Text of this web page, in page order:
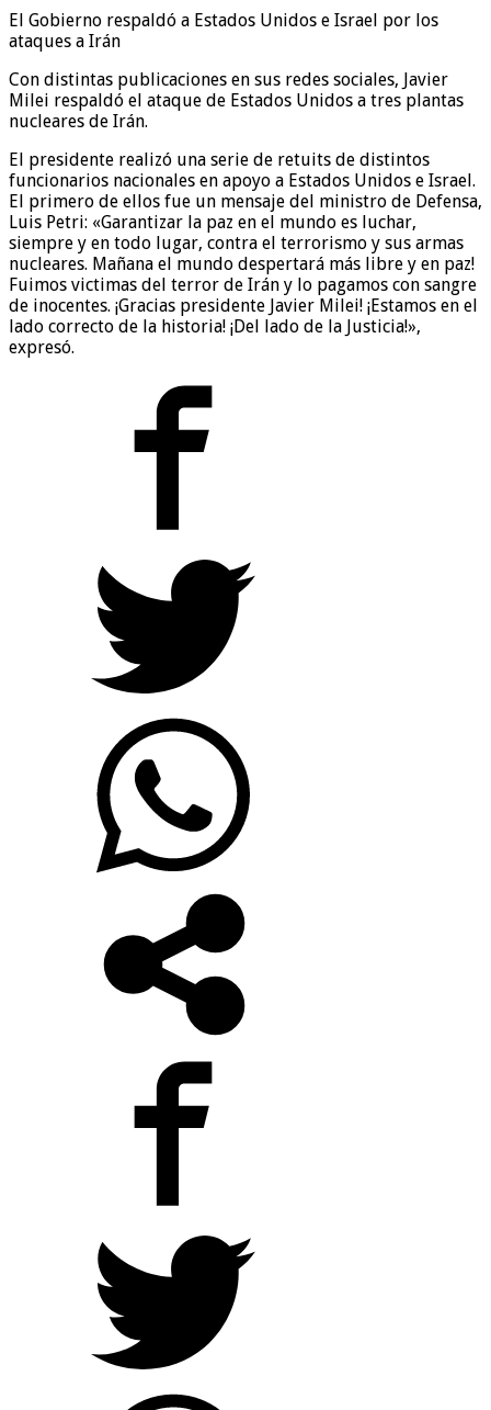
El Gobierno respaldó a Estados Unidos e Israel por los
ataques a Irán
Con distintas publicaciones en sus redes sociales, Javier
Milei respaldó el ataque de Estados Unidos a tres plantas
nucleares de Irán.
El presidente realizó una serie de retuits de distintos
funcionarios nacionales en apoyo a Estados Unidos e Israel.
El primero de ellos fue un mensaje del ministro de Defensa,
Luis Petri: «Garantizar la paz en el mundo es luchar,
siempre y en todo lugar, contra el terrorismo y sus armas
nucleares. Mañana el mundo despertará más libre y en paz!
Fuimos victimas del terror de Irán y lo pagamos con sangre
de inocentes. ¡Gracias presidente Javier Milei! ¡Estamos en el
lado correcto de la historia! ¡Del lado de la Justicia!»,
expresó.